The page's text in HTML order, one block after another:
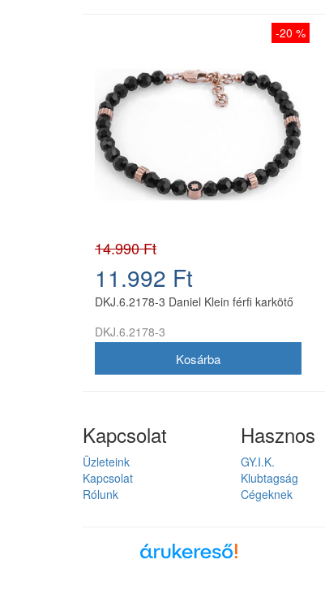
-20 %
14.990 Ft
11.992 Ft
DKJ.6.2178-3 Daniel Klein férfi karkötő
DKJ.6.2178-3
Kapcsolat
Üzleteink
Kapcsolat
Rólunk
Hasznos
GY.I.K.
Klubtagság
Cégeknek